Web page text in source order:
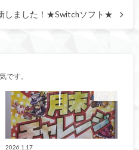
しました！★Switchソフト★
です。
2026.1.17